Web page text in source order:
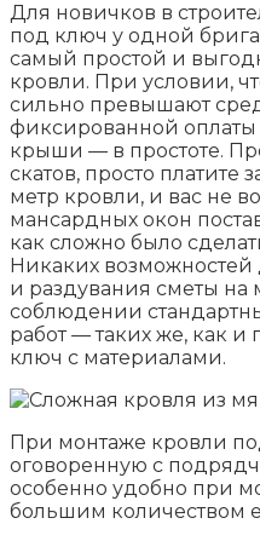
Для новичков в
под ключ у одной
самый простой и
кровли. При условии,
сильно превышают
фиксированной
крыши — в простоте.
скатов, просто
метр кровли, и вас не
мансардных окон
как сложно было
Никаких
и раздувания сметы на
соблюдении
работ — таких же, как
ключ с материалами.
При монтаже кровли
оговоренную с
особенно удобно при
большим количеством